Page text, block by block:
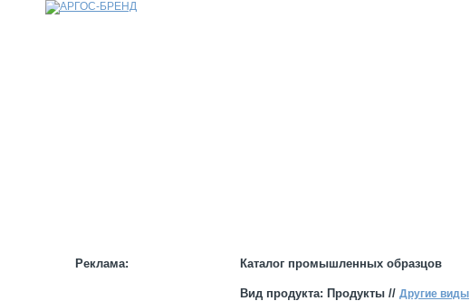
Реклама: Каталог промышленных образцов
Вид продукта: Продукты // Другие виды